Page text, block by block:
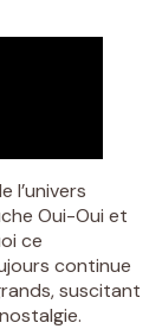
l’univers
Oui-Oui et
ce
continue
suscitant